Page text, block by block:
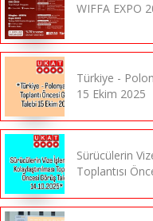
WIFFA EXPO
Türkiye -
15 Ekim 2025
Sürücülerin
Toplantısı